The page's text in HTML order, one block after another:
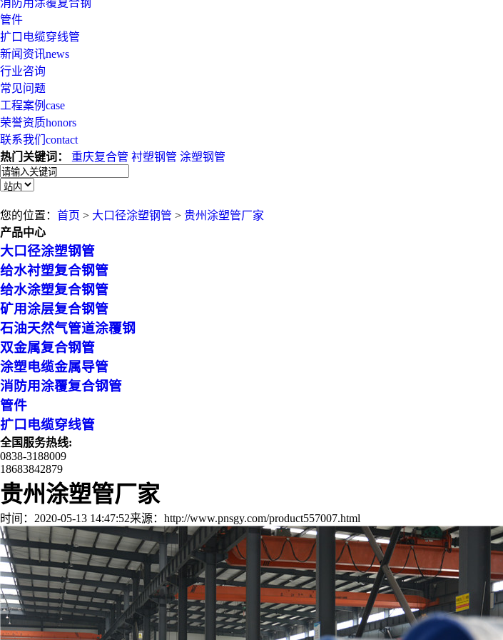
消防用涂覆复合钢
管件
扩口电缆穿线管
新闻资讯news
行业咨询
常见问题
工程案例 case
荣誉资质honors
联系我们 contact
热门关键词：
重庆复合管 衬塑钢管 涂塑钢管
您的位置： 首页 > 大口径涂塑钢管 > 贵州涂塑管厂家
产品中心
大口径涂塑钢管
给水衬塑复合钢管
给水涂塑复合钢管
矿用涂层复合钢管
石油天然气管道涂覆钢
双金属复合钢管
涂塑电缆金属导管
消防用涂覆复合钢管
管件
扩口电缆穿线管
全国服务热线:
0838-3188009
18683842879
贵州涂塑管厂家
时间：2020-05-13 14:47:52来源：http://www.pnsgy.com/product557007.html